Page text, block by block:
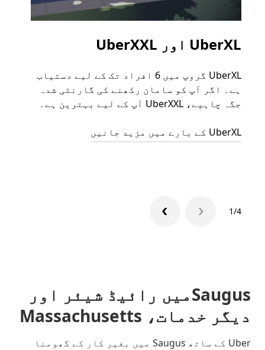
UberXL اور UberXXL
UberXL گروپ میں 6 افراد تک کے لیے دستیاب
ہے۔ اگر آپ کو سامان رکھنے کی گارنٹی شدہ
جگہ چاہیے، UberXXL آپ کے لیے بہترین ہے۔
UberXL کے بارے میں مزید جانیں
1/4
Saugusمیں رائیڈ شیئر اور
دیگر خدمات، Massachusetts
Uber کے ساتھ Saugus میں بغیر کار کے گھومنا